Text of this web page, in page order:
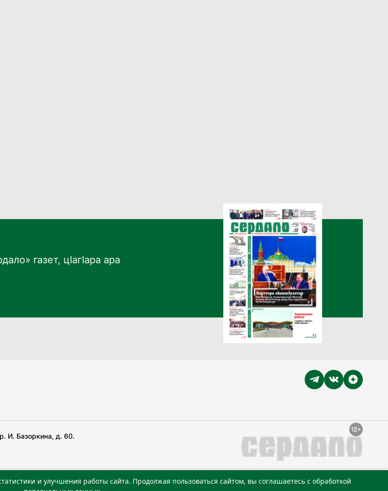
газет, цӀагӀара ара
И. Базоркина, д. 60.
цар дуккхача тайпаштеи тIахьожам
и улучшения работы сайта. Продолжая пользоваться сайтом, вы соглашаетесь с обработкой